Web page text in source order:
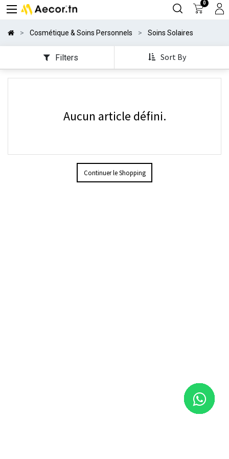
0
Cosmétique & Soins Personnels Soins Solaires
Filters Sort By
Aucun article défini.
Continuer le Shopping